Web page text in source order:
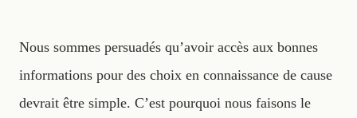
Nous sommes persuadés qu’avoir accès aux bonnes
informations pour des choix en connaissance de cause
devrait être simple. C’est pourquoi nous faisons le